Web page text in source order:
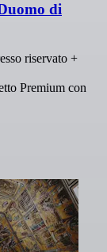
di
riservato +
Premium con